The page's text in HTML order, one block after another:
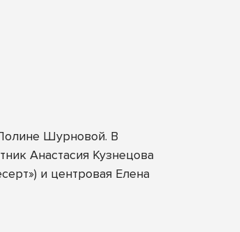
Шурновой. В
Анастасия Кузнецова
и центровая Елена